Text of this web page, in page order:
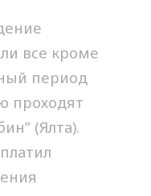
все кроме
период
проходят
(Ялта).